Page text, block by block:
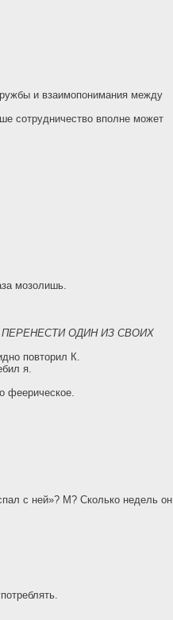
и взаимопонимания между
сотрудничество вполне может
мозолишь.
ОДИН ИЗ СВОИХ
повторил К.
я.
феерическое.
с ней»? М? Сколько недель он